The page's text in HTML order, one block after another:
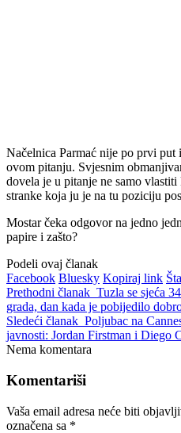
Načelnica Parmać nije po prvi
ovom pitanju. Svjesnim
dovela je u pitanje ne samo
stranke koja ju je na tu poziciju
Mostar čeka odgovor na jedno
papire i zašto?
Podeli ovaj članak
Facebook Bluesky Kopiraj link
Prethodni članak Tuzla se sjeća
grada, dan kada je pobijedilo
Sledeći članak Poljubac na
javnosti: Jordan Firstman i Diego
Nema komentara
Komentariši
Vaša email adresa neće biti
označena sa *